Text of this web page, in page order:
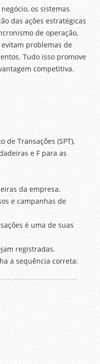
os sistemas
das ações estratégicas
de operação,
problemas de
Tudo isso promove
competitiva.
de Transações (SPT),
e F para as
da empresa.
e campanhas de
é uma de suas
registradas.
a sequência correta: